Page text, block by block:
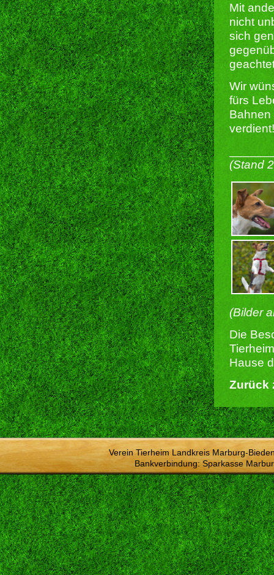
Mit
nicht
sich
Wir
fürs
Bahnen
verdient!
(Stand
(Bilder
Die
Hause
Zurück
Verein Tierheim Landkreis Marburg-
Bankverbindung: Sparkasse